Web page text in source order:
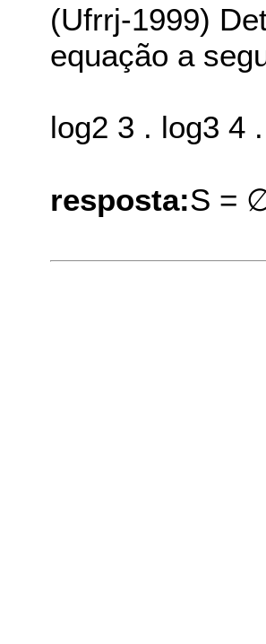
(Ufrrj-1999)
equação a
log2 3 . log3 4
resposta:S =